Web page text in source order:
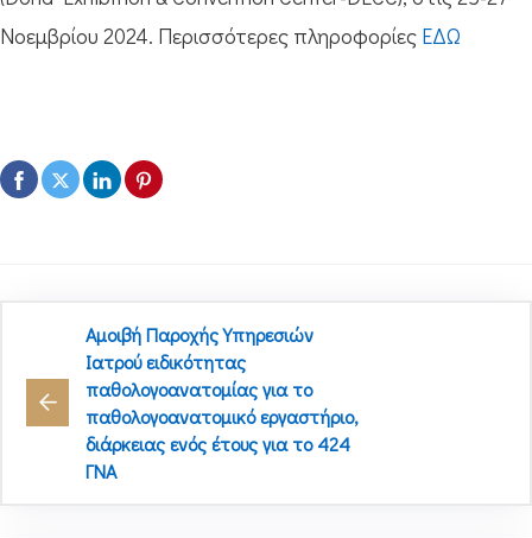
Νοεμβρίου 2024. Περισσότερες πληροφορίες ΕΔΩ
Αμοιβή Παροχής Υπηρεσιών
Ιατρού ειδικότητας
παθολογοανατομίας για το
παθολογοανατομικό εργαστήριο,
διάρκειας ενός έτους για το 424
ΓΝΑ